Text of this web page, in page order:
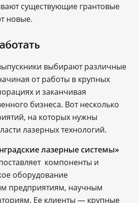
существующие грантовые
новые.
выбирают различные
от работы в крупных
и заканчивая
бизнеса. Вот несколько
на которых нужны
лазерных технологий.
лазерные системы»
компоненты и
оборудование
предприятиям, научным
Ее клиенты — крупные